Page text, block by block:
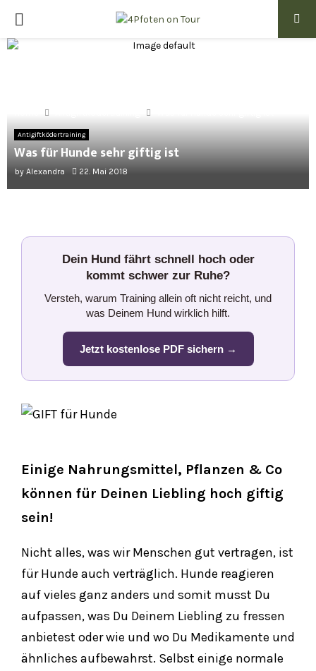
PRIMARY
MENU
Antigiftködertraining
Was für Hunde sehr giftig ist
by Alexandra 22. Mai 2018
Dein Hund fährt schnell hoch oder
kommt schwer zur Ruhe?
Versteh, warum Training allein oft nicht reicht, und
was Deinem Hund wirklich hilft.
Jetzt kostenlose PDF sichern →
Einige Nahrungsmittel, Pflanzen & Co
können für Deinen Liebling hoch giftig
sein!
Nicht alles, was wir Menschen gut vertragen, ist
für Hunde auch verträglich. Hunde reagieren
auf vieles ganz anders und somit musst Du
aufpassen, was Du Deinem Liebling zu fressen
anbietest oder wie und wo Du Medikamente und
ähnliches aufbewahrst. Selbst einige normale